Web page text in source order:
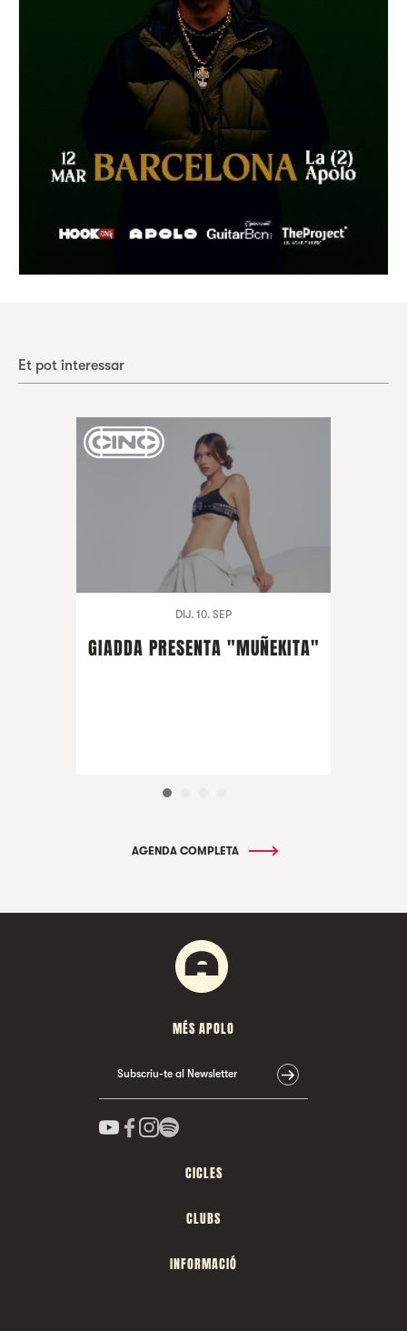
Et pot interessar
DIJ. 10. SEP
GIADDA PRESENTA "MUÑEKITA"
AGENDA COMPLETA
MÉS APOLO
Subscriu-te al Newsletter
CICLES
CLUBS
INFORMACIÓ